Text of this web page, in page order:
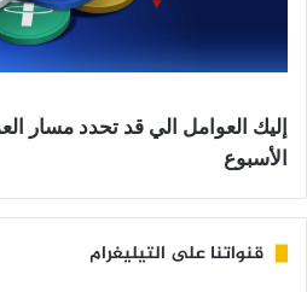
إليك العوامل الي قد تحدد مسار
الأسبوع
قنواتنا على التيليغرام